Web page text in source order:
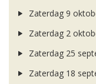
Zaterdag 9
Zaterdag 2
Zaterdag 25
Zaterdag 18